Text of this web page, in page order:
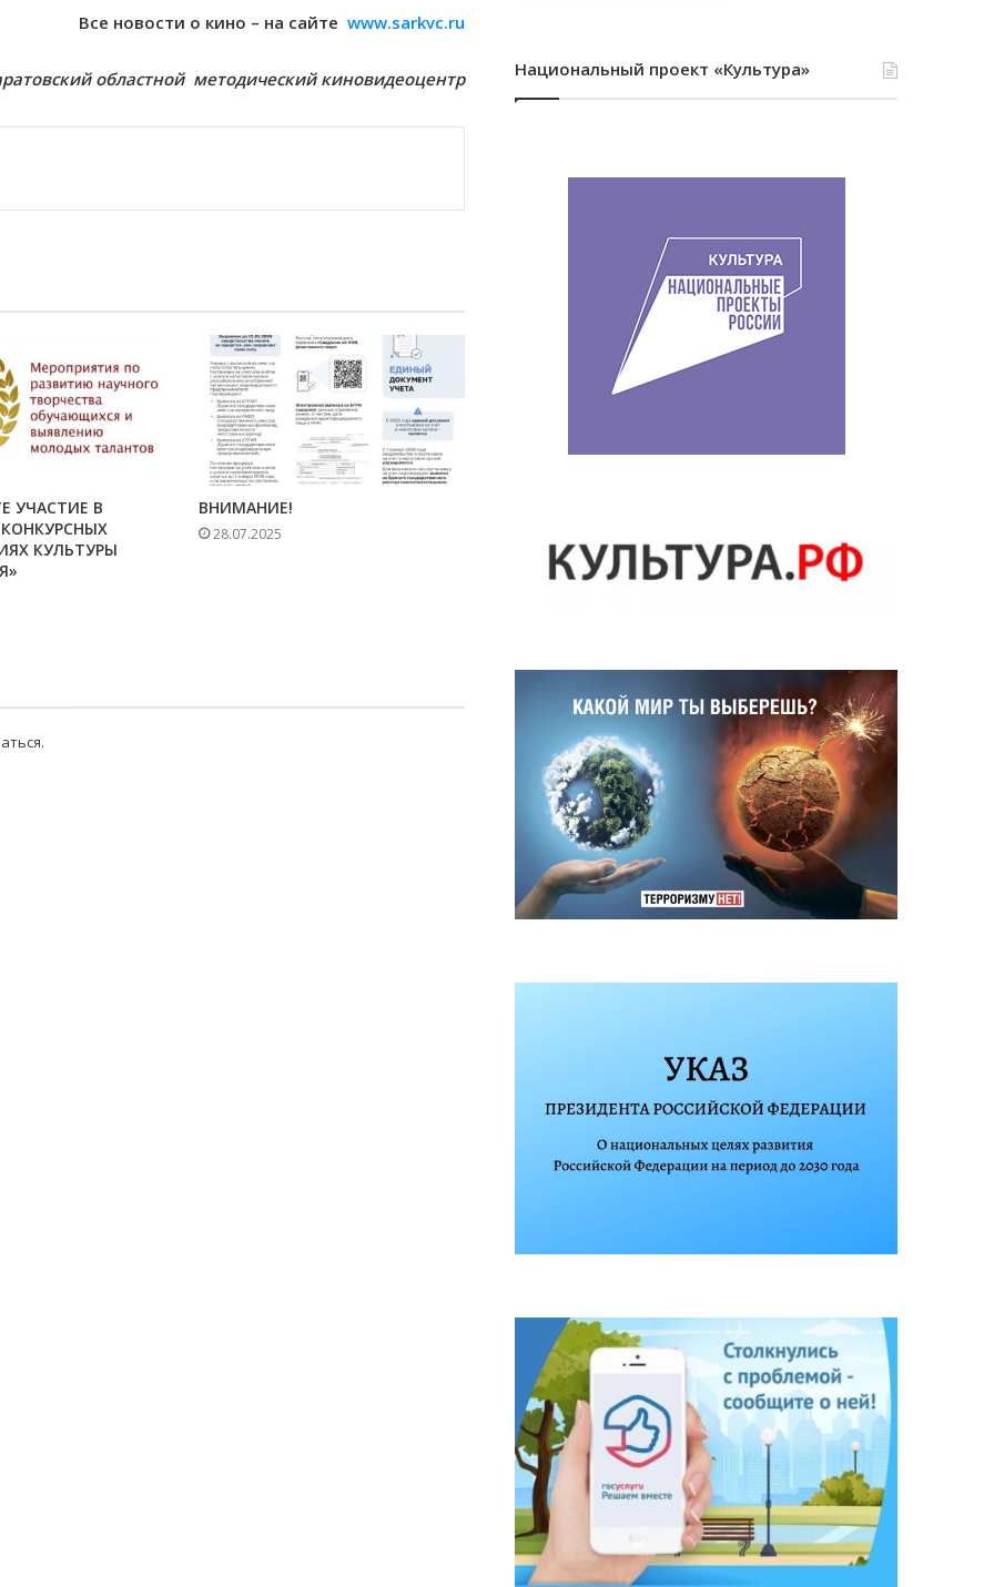
Все новости о кино – на сайте www.sarkvc.ru
областной методический киновидеоцентр
УЧАСТИЕ В
КУЛЬТУРЫ
ВНИМАНИЕ!
28.07.2025
.
Национальный проект «Культура»